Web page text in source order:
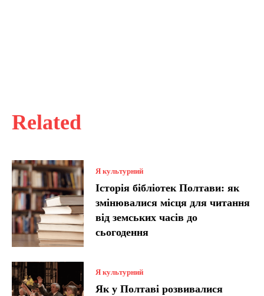
Related
Я культурний
Історія бібліотек Полтави: як
змінювалися місця для читання
від земських часів до
сьогодення
Я культурний
Як у Полтаві розвивалися